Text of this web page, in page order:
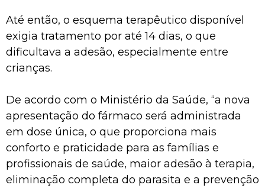
Até então, o esquema terapêutico disponível
exigia tratamento por até 14 dias, o que
dificultava a adesão, especialmente entre
crianças.
De acordo com o Ministério da Saúde, “a nova
apresentação do fármaco será administrada
em dose única, o que proporciona mais
conforto e praticidade para as famílias e
profissionais de saúde, maior adesão à terapia,
eliminação completa do parasita e a prevenção